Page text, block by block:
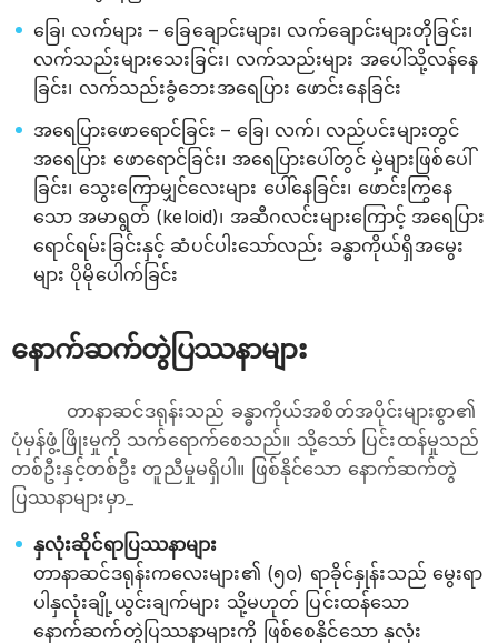
ခြေ၊ လက်များ – ခြေချောင်းများ၊ လက်ချောင်းများတိုခြင်း၊
လက်သည်းများသေးခြင်း၊ လက်သည်းများ အပေါ်သို့လန်နေ
ခြင်း၊ လက်သည်းခွံဘေးအရေပြား ဖောင်းနေခြင်း
အရေပြားဖောရောင်ခြင်း – ခြေ၊ လက်၊ လည်ပင်းများတွင်
အရေပြား ဖောရောင်ခြင်း၊ အရေပြားပေါ်တွင် မှဲ့များဖြစ်ပေါ်
ခြင်း၊ သွေးကြောမျှင်လေးများ ပေါ်နေခြင်း၊ ဖောင်းကြွနေ
သော အမာရွတ် (keloid)၊ အဆီဂလင်းများကြောင့် အရေပြား
ရောင်ရမ်းခြင်းနှင့် ဆံပင်ပါးသော်လည်း ခန္ဓာကိုယ်ရှိအမွေး
များ ပိုမိုပေါက်ခြင်း
နောက်ဆက်တွဲပြဿနာများ
တာနာဆင်ဒရုန်းသည် ခန္ဓာကိုယ်အစိတ်အပိုင်းများစွာ၏
ပုံမှန်ဖွံ့ဖြိုးမှုကို သက်ရောက်စေသည်။ သို့သော် ပြင်းထန်မှုသည်
တစ်ဦးနှင့်တစ်ဦး တူညီမှုမရှိပါ။ ဖြစ်နိုင်သော နောက်ဆက်တွဲ
ပြဿနာများမှာ_
နှလုံးဆိုင်ရာပြဿနာများ
တာနာဆင်ဒရုန်းကလေးများ၏ (၅၀) ရာခိုင်နှုန်းသည် မွေးရာ
ပါနှလုံးချို့ယွင်းချက်များ သို့မဟုတ် ပြင်းထန်သော
နောက်ဆက်တွဲပြဿနာများကို ဖြစ်စေနိုင်သော နှလုံး